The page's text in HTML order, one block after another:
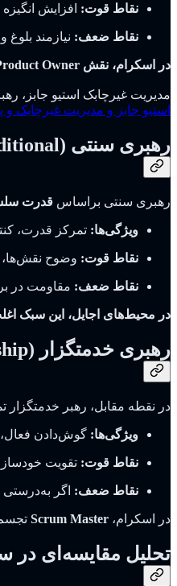
نقاط قوت: افزایش
نقاط ضعف: نیازمند
در اسکرام، نقش Product Owner اغلب با این سبک هم‌راستا است، زیرا او مأموریت دارد چشم‌انداز محصول را منتقل کند و تیم را برای ارزش‌آفرینی توانمند کند.
مدیریت غیرچابک استیو جابز،
استیو جابز و مدیریت غیرچابک
رهبری سنتی (Traditional)
رهبری سنتی براساس قدرت
ویژگی‌ها: تمرکز قدرت،
نقاط قوت: وضوح نقش‌ها،
نقاط ضعف: مقاومت در
در محیط‌های اجایل، این سبک
رهبری خدمتگزار (Servant Leadership)
در نقطه‌ مقابل، رهبر خدمتگزار
ویژگی‌ها: گوش‌دادن فعال،
نقاط قوت: تقویت
نقاط ضعف: اگر
در اسکرام، Scrum Master
تحلیل مقایسه‌ای در